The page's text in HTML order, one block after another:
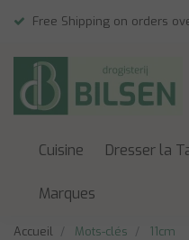
Free Shipping on orders
Cuisine Dresser la
Marques
Accueil Mots-clés 11cm